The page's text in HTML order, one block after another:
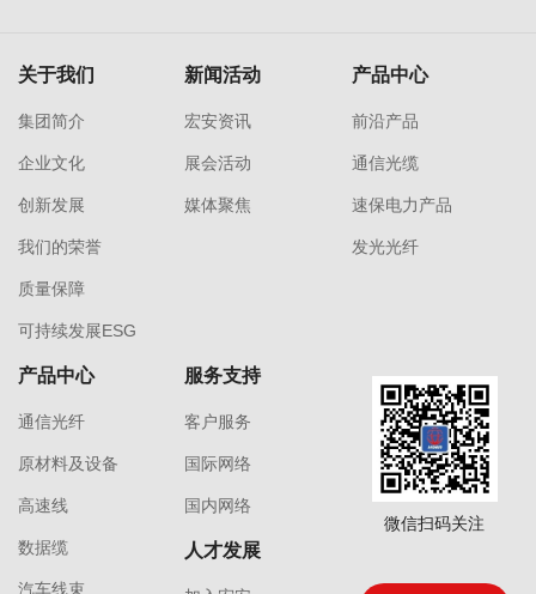
关于我们
集团简介
企业文化
创新发展
我们的荣誉
质量保障
可持续发展ESG
新闻活动
宏安资讯
展会活动
媒体聚焦
产品中心
前沿产品
通信光缆
速保电力产品
发光光纤
产品中心
通信光纤
原材料及设备
高速线
数据缆
汽车线束
服务支持
客户服务
国际网络
国内网络
人才发展
微信扫码关注